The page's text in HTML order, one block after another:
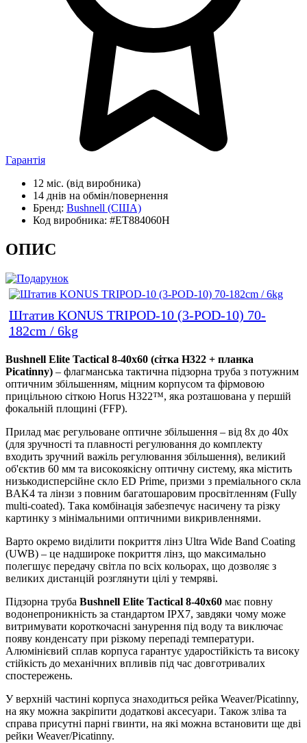
Гарантія
12 міс. (від виробника)
14 днів на обмін/повернення
Бренд: Bushnell (США)
Код виробника: #ET884060H
ОПИС
Штатив KONUS TRIPOD-10 (3-POD-10) 70-
182cm / 6kg
Bushnell Elite Tactical 8-40x60 (сітка H322 + планка
Picatinny) – флагманська тактична підзорна труба з потужним
оптичним збільшенням, міцним корпусом та фірмовою
прицільною сіткою Horus H322™, яка розташована у першій
фокальній площині (FFP).
Прилад має регульоване оптичне збільшення – від 8x до 40x
(для зручності та плавності регулювання до комплекту
входить зручний важіль регулювання збільшення), великий
об'єктив 60 мм та високоякісну оптичну систему, яка містить
низькодисперсійне скло ED Prime, призми з преміального скла
BAK4 та лінзи з повним багатошаровим просвітленням (Fully
multi-coated). Така комбінація забезпечує насичену та різку
картинку з мінімальними оптичними викривленнями.
Варто окремо виділити покриття лінз Ultra Wide Band Coating
(UWB) – це надшироке покриття лінз, що максимально
полегшує передачу світла по всіх кольорах, що дозволяє з
великих дистанцій розглянути цілі у темряві.
Підзорна труба Bushnell Elite Tactical 8-40x60 має повну
водонепроникність за стандартом IPX7, завдяки чому може
витримувати короткочасні занурення під воду та виключає
появу конденсату при різкому перепаді температури.
Алюмінієвий сплав корпуса гарантує ударостійкість та високу
стійкість до механічних впливів під час довготривалих
спостережень.
У верхній частині корпуса знаходиться рейка Weaver/Picatinny,
на яку можна закріпити додаткові аксесуари. Також зліва та
справа присутні парні гвинти, на які можна встановити ще дві
рейки Weaver/Picatinny.